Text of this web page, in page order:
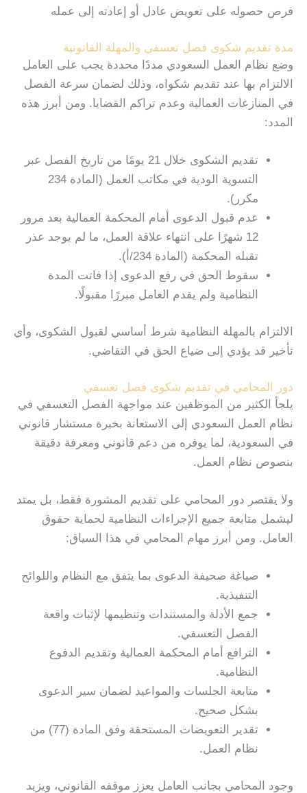
فرص حصوله على تعويض عادل أو إعادته إلى عمله
مدة تقديم شكوى فصل تعسفي والمهلة القانونية
وضع نظام العمل السعودي مددًا محددة يجب على العامل
الالتزام بها عند تقديم شكواه، وذلك لضمان سرعة الفصل
في المنازعات العمالية وعدم تراكم القضايا. ومن أبرز هذه
المدد:
تقديم الشكوى خلال 21 يومًا من تاريخ الفصل عبر
التسوية الودية في مكاتب العمل (المادة 234
مكرر).
عدم قبول الدعوى أمام المحكمة العمالية بعد مرور
12 شهرًا على انتهاء علاقة العمل، ما لم يوجد عذر
تقبله المحكمة (المادة 234/أ).
سقوط الحق في رفع الدعوى إذا فاتت المدة
النظامية ولم يقدم العامل مبررًا مقبولًا.
الالتزام بالمهلة النظامية شرط أساسي لقبول الشكوى، وأي
تأخير قد يؤدي إلى ضياع الحق في التقاضي.
دور المحامي في تقديم شكوى فصل تعسفي
يلجأ الكثير من الموظفين عند مواجهة الفصل التعسفي في
نظام العمل السعودي إلى الاستعانة بخبرة مستشار قانوني
في السعودية، لما يوفره من دعم قانوني ومعرفة دقيقة
بنصوص نظام العمل.
ولا يقتصر دور المحامي على تقديم المشورة فقط، بل يمتد
ليشمل متابعة جميع الإجراءات النظامية لحماية حقوق
العامل. ومن أبرز مهام المحامي في هذا السياق:
صياغة صحيفة الدعوى بما يتفق مع النظام واللوائح
التنفيذية.
جمع الأدلة والمستندات وتنظيمها لإثبات واقعة
الفصل التعسفي.
الترافع أمام المحكمة العمالية وتقديم الدفوع
النظامية.
متابعة الجلسات والمواعيد لضمان سير الدعوى
بشكل صحيح.
تقدير التعويضات المستحقة وفق المادة (77) من
نظام العمل.
وجود المحامي بجانب العامل يعزز موقفه القانوني، ويزيد